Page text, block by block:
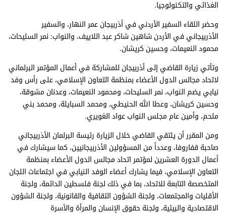
الغذائي والتكنولوجيا.
وحضر اللقاء السفير الأردني في أذربيجان عمر النهار، والسفير
الأذربيجاني في الأردن شاهين شاكر عبد اللاييف، والنواب: نمر السليحات،
محمود النعيمات، وحسين كريشان.
وتأتي زيارة القاضي إلى أذربيجان للمشاركة في أعمال المؤتمر البرلماني
لاتحاد مجالس الدول الأعضاء بمنظمة التعاون الإسلامي، على رأس وفد
نيابي يضم النواب، نمر السليحات، ومحمود النعيمات، وعدنان مشوقة،
وحسين كريشان، وعطا الله الحنيطي، ومحمد السبايلة، ومحمد بني
ملحم، وأمين عام مجلس النواب عواد الغويري.
ومن المقرر أن يلتقي القاضي خلال الزيارة رئيسة البرلمان الأذربيجاني
صاحبة قفاروفا، وعدداً من المسؤولين الأذربيجانيين، كما سيشارك في
أعمال الدورة العشرين لمؤتمر اتحاد مجالس الدول الأعضاء بمنظمة
التعاون الإسلامي، فيما يشارك أعضاء الوفد النيابي في اجتماعات اللجان
المتخصصة التابعة للاتحاد، بما في ذلك لجنة فلسطين الدائمة، ولجنة
الأقليات والمجتمعات، ولجنة الشؤون الثقافية والقانونية، ولجنة الشؤون
الاقتصادية والبيئية، ولجنة حقوق الإنسان والمرأة والأسرة